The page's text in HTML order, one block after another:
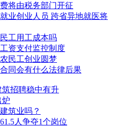
将由税务部门开征
业创业人员 跨省异地就医将
工用工成本吗
资支付监控制度
民工创业圆梦
同会有什么法律后果
招聘稳中有升
炉
筑业吗？
人争夺1个岗位